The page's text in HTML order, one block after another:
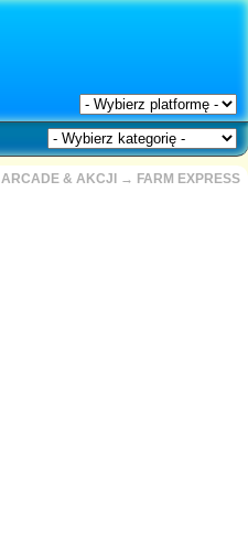
ARCADE & AKCJI → FARM EXPRESS